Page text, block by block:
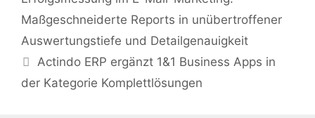
Maßgeschneiderte Reports in unübertroffener
Auswertungstiefe und Detailgenauigkeit
Actindo ERP ergänzt 1&1 Business Apps in
der Kategorie Komplettlösungen